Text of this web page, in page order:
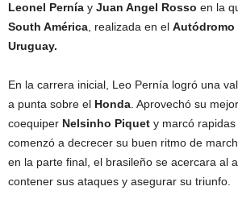
Leonel Pernía y Juan Angel Rosso en la
South América , realizada en el Autódromo
Uruguay.
En la carrera inicial, Leo Pernía logró una
a punta sobre el Honda . Aprovechó su
coequiper Nelsinho Piquet y marcó
comenzó a decrecer su buen ritmo de
en la parte final, el brasileño se acercara al
contener sus ataques y asegurar su triunfo.